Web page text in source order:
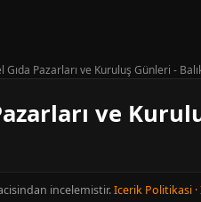
Pazarları ve Kuruluş Günleri -
ve
incelemistir.Icerik Politikasi ·